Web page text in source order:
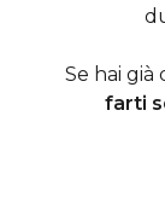
Se hai già
farti